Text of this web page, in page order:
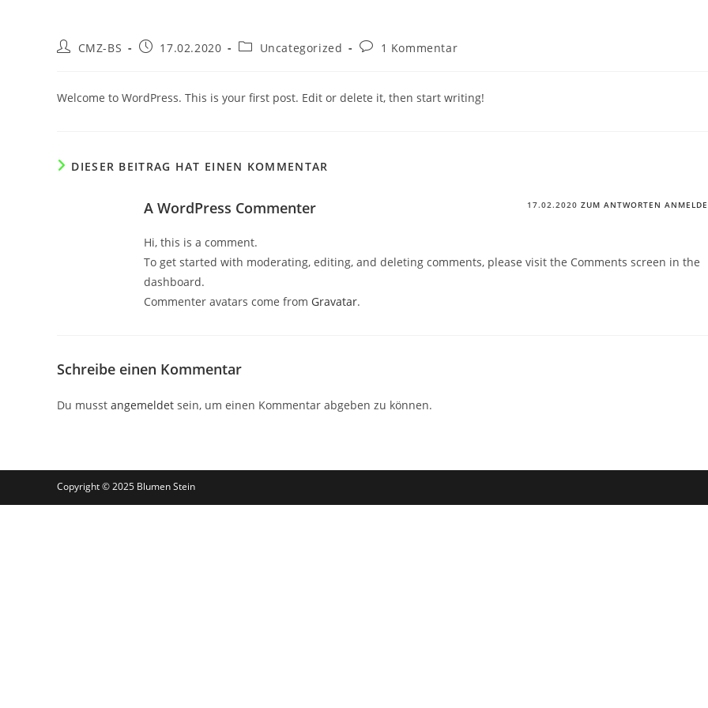
Beitrags-
CMZ-BS
Beitrag17.02.2020
Beitrags-
Uncategorized
Beitrags-
1 Kommentar
Welcome to WordPress. This is your first post. Edit or delete it, then start writing!
DIESER BEITRAG HAT EINEN KOMMENTAR
A WordPress Commenter 17.02.2020 ZUM ANTWORTEN
Hi, this is a comment.
To get started with moderating, editing, and deleting comments, please visit the Comments screen in the
dashboard.
Commenter avatars come from Gravatar.
Schreibe einen Kommentar
Du musst angemeldet sein, um einen Kommentar abgeben zu können.
Copyright © 2025 Blumen Stein